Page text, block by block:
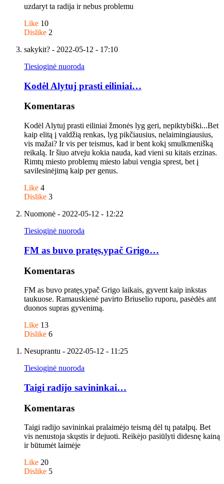
uzdaryt ta radija ir nebus problemu
Like 10
Dislike 2
sakykit? - 2022-05-12 - 17:10
Tiesioginė nuoroda
Kodėl Alytuj prasti eiliniai…
Komentaras
Kodėl Alytuj prasti eiliniai žmonės lyg geri, nepiktybiški...Bet
kaip elitą į valdžią renkas, lyg pikčiausius, nelaimingiausius,
vis mažai? Ir vis per teismus, kad ir bent kokį smulkmenišką
reikalą. Ir šiuo atveju kokia nauda, kad vieni su kitais erzinas.
Rimtų miesto problemų miesto labui vengia sprest, bet į
savilesinėjimą kaip per genus.
Like 4
Dislike 3
Nuomonė - 2022-05-12 - 12:22
Tiesioginė nuoroda
FM as buvo pratęs,ypač Grigo…
Komentaras
FM as buvo pratęs,ypač Grigo laikais, gyvent kaip inkstas
taukuose. Ramauskienė pavirto Briuselio ruporu, pasėdės ant
duonos supras gyvenimą.
Like 13
Dislike 6
Nesuprantu - 2022-05-12 - 11:25
Tiesioginė nuoroda
Taigi radijo savininkai…
Komentaras
Taigi radijo savininkai pralaimėjo teismą dėl tų patalpų. Bet
vis nenustoja skųstis ir dejuoti. Reikėjo pasiūlyti didesnę kainą
ir būtumėt laimėje
Like 20
Dislike 5